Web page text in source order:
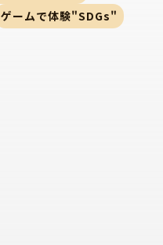
ゲームで体験"SDGs"